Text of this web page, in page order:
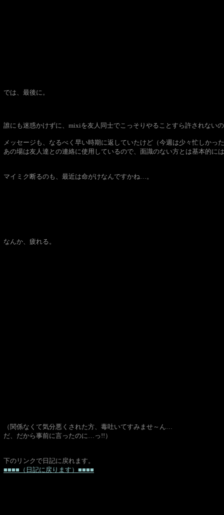
では、最後に。
誰にも迷惑かけずに、mixiを友人同士でこっそりやることすら許されない
メッセージも、なるべく早い時期に返していたけど（今週は少々忙しかっ
あの場は友人達との連絡に使用しているので、面識のない方とは基本的に
マイミク断るのも、最近は命がけなんですかね…。
なんか、疲れる。
（関係なくて気分悪くされた方、毒吐いてすみませ～ん…
だ、だから事前に言ったのに…っ!!）
下のリンクで日記に戻れます。
■■■■（日記に戻ります）■■■■